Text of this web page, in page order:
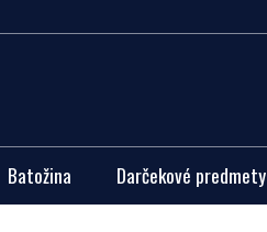
Batožina Darčekové predmety